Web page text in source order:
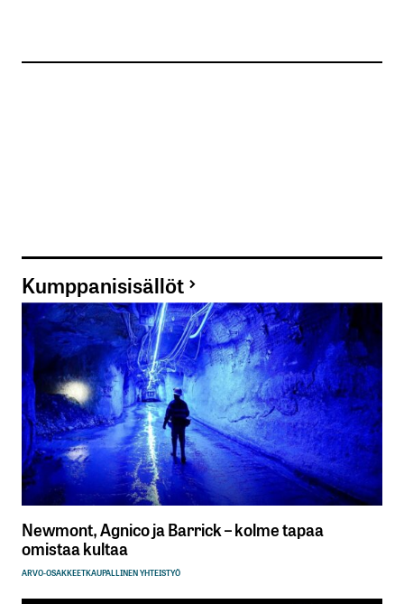
Kumppanisisällöt
Newmont, Agnico ja Barrick – kolme tapaa
omistaa kultaa
ARVO-OSAKKEETKAUPALLINEN YHTEISTYÖ